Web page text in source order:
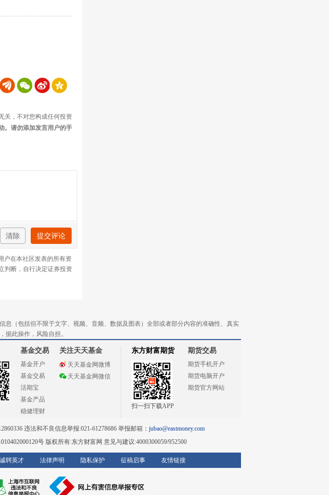
关，不对您构成任何投资
。请勿添加发言用户的手
清除 提交评论
户在本社区发表的所有资
判断，自行决定证券投资
（包括但不限于文字、视频、音频、数据及图表）全部或者部分内容的准确性、真实
据此操作，风险自担。
基金交易
基金开户
基金交易
活期宝
基金产品
稳健理财
关注天天基金
天天基金网微博
天天基金网微信
东方财富期货
扫一扫下载APP
期货交易
期货手机开户
期货电脑开户
期货官方网站
违法和不良信息举报:021-61278686 举报邮箱： jubao@eastmoney.com
号版权所有:东方财富网 意见与建议:4000300059/952500
诚聘英才 法律声明 隐私保护 征稿启事 友情链接